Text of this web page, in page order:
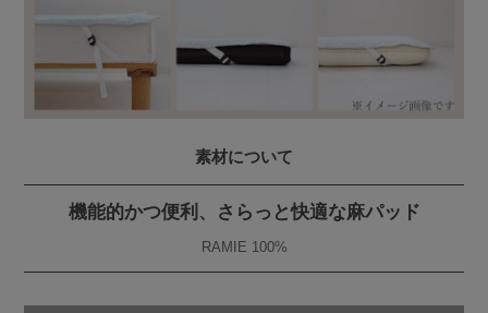
素材について
機能的かつ便利、さらっと快適な麻パッド
RAMIE 100%